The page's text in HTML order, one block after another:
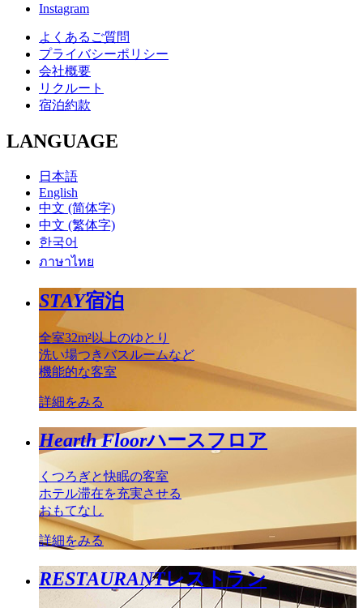
Instagram
よくあるご質問
プライバシーポリシー
会社概要
リクルート
宿泊約款
LANGUAGE
日本語
English
中文 (简体字)
中文 (繁体字)
한국어
ภาษาไทย
STAY宿泊
全室32m²以上のゆとり
洗い場つきバスルームなど
機能的な客室
詳細をみる
Hearth Floorハースフロア
くつろぎと快眠の客室
ホテル滞在を充実させる
おもてなし
詳細をみる
RESTAURANTレストラン